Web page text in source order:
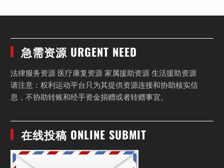
急需资源 URGENT NEED
法律服务资源 医疗康复资源 家属援助资源 生活援助资源
请注意：权利运动平台只为其提供资源连接和协助核实信
息，不协助转账和经手资金捐赠或者转赠事宜。
在线投稿 ONLINE SUBMIT